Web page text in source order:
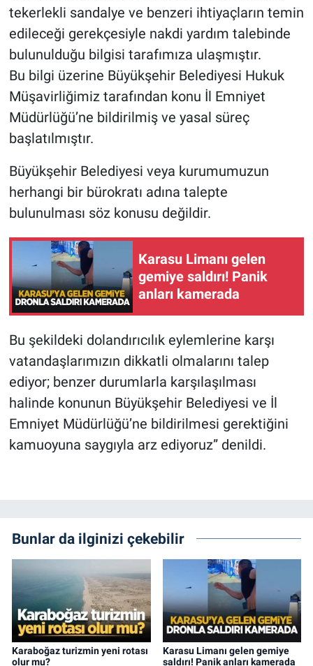
tekerlekli sandalye ve benzeri ihtiyaçların temin
edileceği gerekçesiyle nakdi yardım talebinde
bulunulduğu bilgisi tarafımıza ulaşmıştır.
Bu bilgi üzerine Büyükşehir Belediyesi Hukuk
Müşavirliğimiz tarafından konu İl Emniyet
Müdürlüğü’ne bildirilmiş ve yasal süreç
başlatılmıştır.
Büyükşehir Belediyesi veya kurumumuzun
herhangi bir bürokratı adına talepte
bulunulması söz konusu değildir.
Karasu Limanı gelen
gemiye saldırı! Panik
anları kamerada
Bu şekildeki dolandırıcılık eylemlerine karşı
vatandaşlarımızın dikkatli olmalarını talep
ediyor; benzer durumlarla karşılaşılması
halinde konunun Büyükşehir Belediyesi ve İl
Emniyet Müdürlüğü’ne bildirilmesi gerektiğini
kamuoyuna saygıyla arz ediyoruz” denildi.
Bunlar da ilginizi çekebilir
Karaboğaz turizmin yeni rotası
olur mu?
Karasu Limanı gelen gemiye
saldırı! Panik anları kamerada